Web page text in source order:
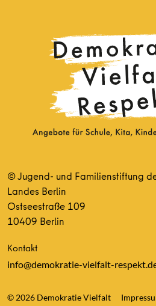
© Jugend- und Familienstiftung
Landes Berlin
Ostseestraße 109
10409 Berlin
Kontakt
info@demokratie-vielfalt-
© 2026 Demokratie Vielfalt